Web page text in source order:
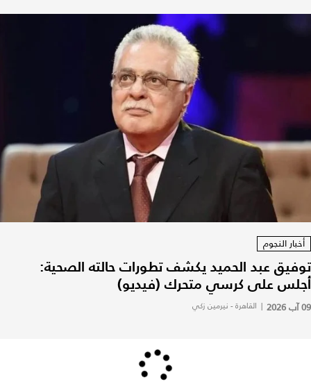
أخبار النجوم
توفيق عبد الحميد يكشف تطورات حالته الصحية:
أجلس على كرسي متحرك (فيديو)
09 آب 2026 | القاهرة - نيرمين زكي